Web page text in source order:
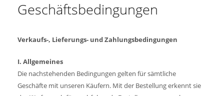
Geschäftsbedingungen
Verkaufs-, Lieferungs- und Zahlungsbedingungen
I. Allgemeines
Die nachstehenden Bedingungen gelten für sämtliche
Geschäfte mit unseren Käufern. Mit der Bestellung erkennt sie